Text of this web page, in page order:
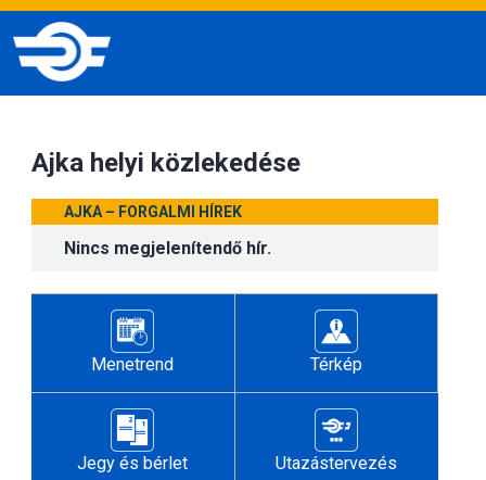
Ajka helyi közlekedése
AJKA – FORGALMI HÍREK
Nincs megjelenítendő hír.
Menetrend Térkép
Jegy és bérlet Utazástervezés